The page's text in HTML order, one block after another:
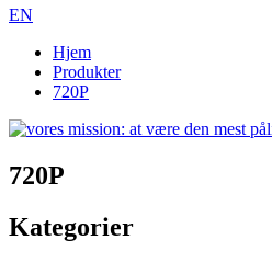
EN
Hjem
Produkter
720P
720P
Kategorier